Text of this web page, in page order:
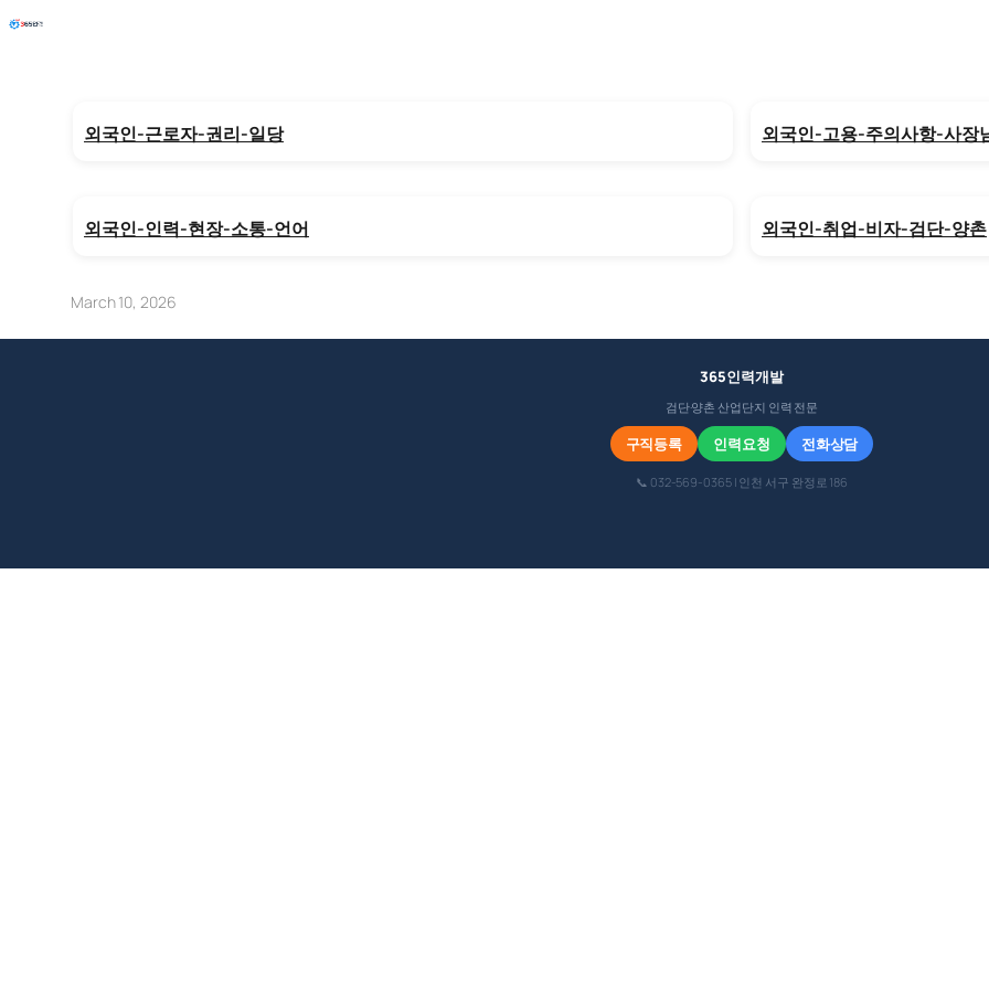
외국인-근로자-권리-일당 외국인-고용-주의사항-사장
외국인-인력-현장-소통-언어 외국인-취업-비자-검단-양촌
March 10, 2026
365인력개발
검단·양촌 산업단지 인력 전문
구직등록 인력요청 전화상담
📞 032-569-0365 | 인천 서구 완정로 186